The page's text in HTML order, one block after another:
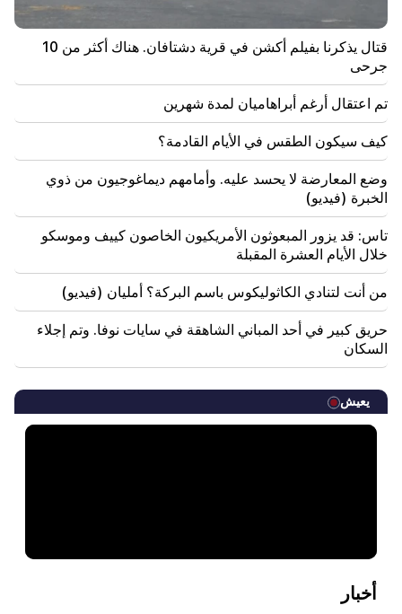
قتال يذكرنا بفيلم أكشن في قرية دشتافان. هناك أكثر من 10
جرحى
تم اعتقال أرغم أبراهاميان لمدة شهرين
كيف سيكون الطقس في الأيام القادمة؟
وضع المعارضة لا يحسد عليه. وأمامهم ديماغوجيون من ذوي
الخبرة (فيديو)
تاس: قد يزور المبعوثون الأمريكيون الخاصون كييف وموسكو
خلال الأيام العشرة المقبلة
من أنت لتنادي الكاثوليكوس باسم البركة؟ أمليان (فيديو)
حريق كبير في أحد المباني الشاهقة في سايات نوفا. وتم إجلاء
السكان
يعيش
أخبار